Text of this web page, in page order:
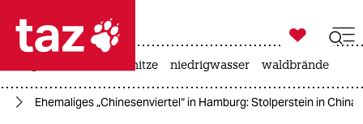
 taz zahl ich
taz zahl ich

taz zahl ich
hitze niedrigwasser waldbrände
Ehemaliges „Chinesenviertel“ in Hamburg: Stolperstein in